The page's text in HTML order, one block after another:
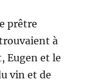
prêtre
à
Eugen et le
vin et de